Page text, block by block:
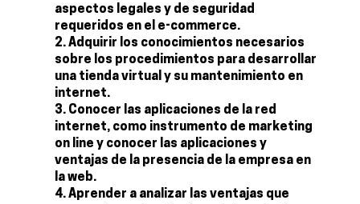
aspectos legales y de seguridad
requeridos en el e-commerce.
Adquirir los conocimientos necesarios
sobre los procedimientos para desarrollar
una tienda virtual y su mantenimiento en
internet.
Conocer las aplicaciones de la red
internet, como instrumento de marketing
on line y conocer las aplicaciones y
ventajas de la presencia de la empresa en
la web.
Aprender a analizar las ventajas que